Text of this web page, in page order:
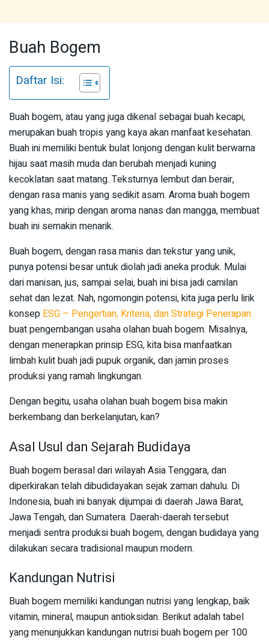
Buah Bogem
Daftar Isi:
Buah bogem, atau yang juga dikenal sebagai buah kecapi,
merupakan buah tropis yang kaya akan manfaat kesehatan.
Buah ini memiliki bentuk bulat lonjong dengan kulit berwarna
hijau saat masih muda dan berubah menjadi kuning
kecoklatan saat matang. Teksturnya lembut dan berair,
dengan rasa manis yang sedikit asam. Aroma buah bogem
yang khas, mirip dengan aroma nanas dan mangga, membuat
buah ini semakin menarik.
Buah bogem, dengan rasa manis dan tekstur yang unik,
punya potensi besar untuk diolah jadi aneka produk. Mulai
dari manisan, jus, sampai selai, buah ini bisa jadi camilan
sehat dan lezat. Nah, ngomongin potensi, kita juga perlu lirik
konsep ESG – Pengertian, Kriteria, dan Strategi Penerapan
buat pengembangan usaha olahan buah bogem. Misalnya,
dengan menerapkan prinsip ESG, kita bisa manfaatkan
limbah kulit buah jadi pupuk organik, dan jamin proses
produksi yang ramah lingkungan.
Dengan begitu, usaha olahan buah bogem bisa makin
berkembang dan berkelanjutan, kan?
Asal Usul dan Sejarah Budidaya
Buah bogem berasal dari wilayah Asia Tenggara, dan
diperkirakan telah dibudidayakan sejak zaman dahulu. Di
Indonesia, buah ini banyak dijumpai di daerah Jawa Barat,
Jawa Tengah, dan Sumatera. Daerah-daerah tersebut
menjadi sentra produksi buah bogem, dengan budidaya yang
dilakukan secara tradisional maupun modern.
Kandungan Nutrisi
Buah bogem memiliki kandungan nutrisi yang lengkap, baik
vitamin, mineral, maupun antioksidan. Berikut adalah tabel
yang menunjukkan kandungan nutrisi buah bogem per 100